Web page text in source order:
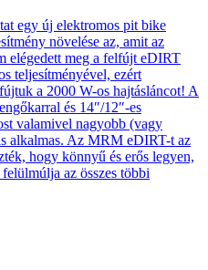
egy új elektromos pit bike
növelése az, amit az
elégedett meg a felfújt eDIRT
teljesítményével, ezért
a 2000 W-os hajtásláncot! A
és 14″/12″-es
valamivel nagyobb (vagy
alkalmas. Az MRM eDIRT-t az
hogy könnyű és erős legyen,
az összes többi